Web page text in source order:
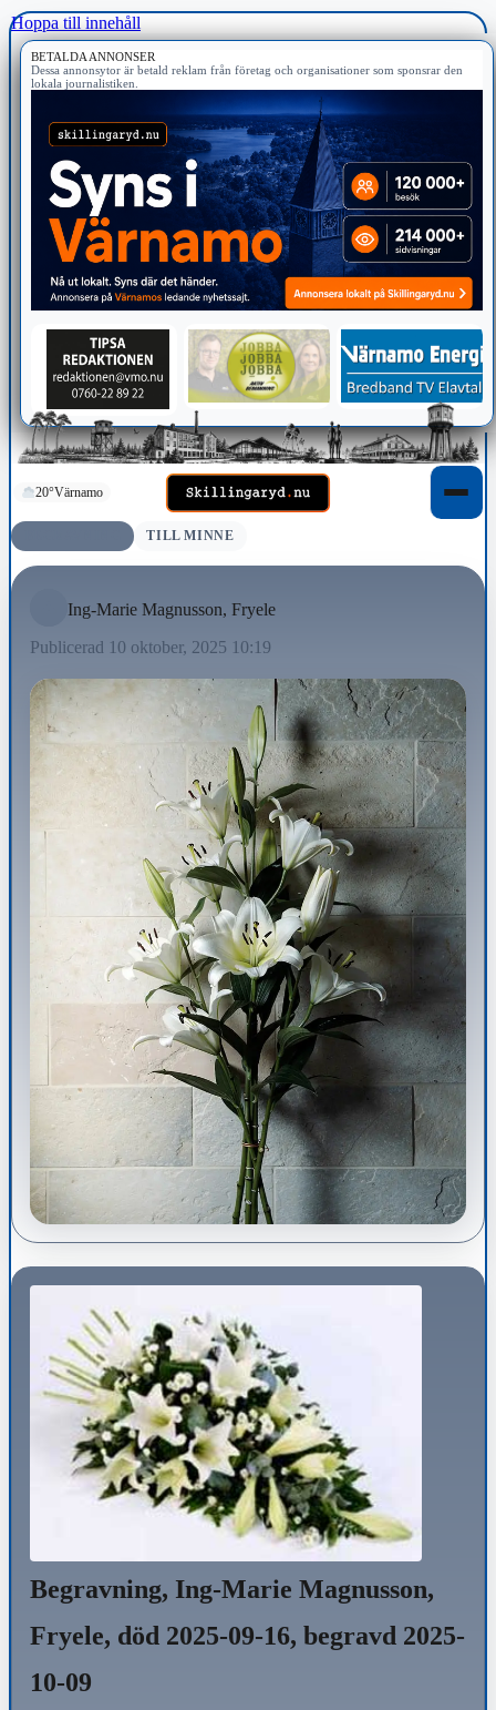
Hoppa till innehåll
BETALDA ANNONSER
Dessa annonsytor är betald reklam från företag och organisationer som sponsrar den
lokala journalistiken.
20°Värnamo
TILL MINNE
Ing-Marie Magnusson, Fryele
Publicerad 10 oktober, 2025 10:19
Begravning, Ing-Marie Magnusson,
Fryele, död 2025-09-16, begravd 2025-
10-09